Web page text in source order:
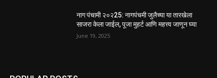
नाग पंचामी २०२25: नागपंचमी जुलैच्या या तारखेला
साजरा केला जाईल, पूजा मुहर्ट आणि महत्त्व जाणून घ्या
June 19, 2025